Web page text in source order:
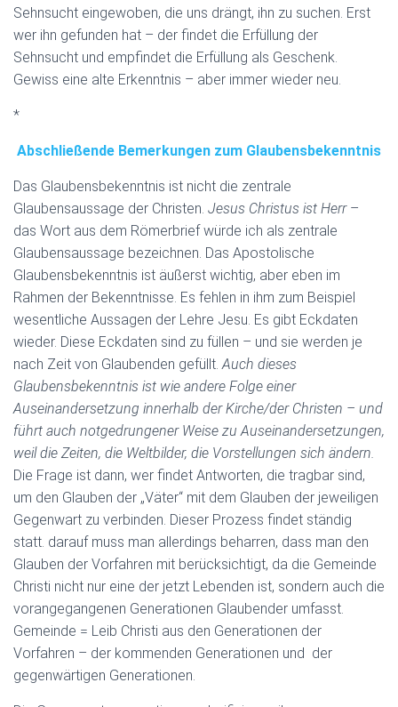
Sehnsucht eingewoben, die uns drängt, ihn zu suchen. Erst
wer ihn gefunden hat – der findet die Erfüllung der
Sehnsucht und empfindet die Erfüllung als Geschenk.
Gewiss eine alte Erkenntnis – aber immer wieder neu.
*
Abschließende Bemerkungen zum Glaubensbekenntnis
Das Glaubensbekenntnis ist nicht die zentrale
Glaubensaussage der Christen. Jesus Christus ist Herr –
das Wort aus dem Römerbrief würde ich als zentrale
Glaubensaussage bezeichnen. Das Apostolische
Glaubensbekenntnis ist äußerst wichtig, aber eben im
Rahmen der Bekenntnisse. Es fehlen in ihm zum Beispiel
wesentliche Aussagen der Lehre Jesu. Es gibt Eckdaten
wieder. Diese Eckdaten sind zu füllen – und sie werden je
nach Zeit von Glaubenden gefüllt. Auch dieses
Glaubensbekenntnis ist wie andere Folge einer
Auseinandersetzung innerhalb der Kirche/der Christen – und
führt auch notgedrungener Weise zu Auseinandersetzungen,
weil die Zeiten, die Weltbilder, die Vorstellungen sich ändern.
Die Frage ist dann, wer findet Antworten, die tragbar sind,
um den Glauben der „Väter“ mit dem Glauben der jeweiligen
Gegenwart zu verbinden. Dieser Prozess findet ständig
statt. darauf muss man allerdings beharren, dass man den
Glauben der Vorfahren mit berücksichtigt, da die Gemeinde
Christi nicht nur eine der jetzt Lebenden ist, sondern auch die
vorangegangenen Generationen Glaubender umfasst.
Gemeinde = Leib Christi aus den Generationen der
Vorfahren – der kommenden Generationen und der
gegenwärtigen Generationen.